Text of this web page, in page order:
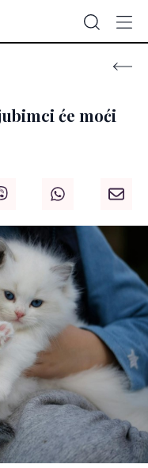
će moći